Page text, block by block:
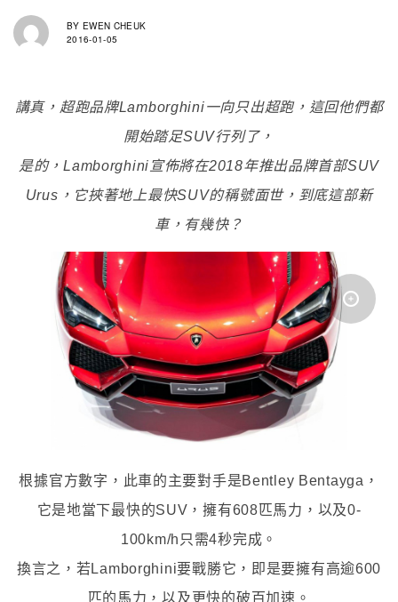
BY EWEN CHEUK
2016-01-05
講真，超跑品牌Lamborghini一向只出超跑，這回他們都
開始踏足SUV行列了，
是的，Lamborghini宣佈將在2018年推出品牌首部SUV
Urus，它挾著地上最快SUV的稱號面世，到底這部新
車，有幾快？
根據官方數字，此車的主要對手是Bentley Bentayga，
它是地當下最快的SUV，擁有608匹馬力，以及0-
100km/h只需4秒完成。
換言之，若Lamborghini要戰勝它，即是要擁有高逾600
匹的馬力，以及更快的破百加速。